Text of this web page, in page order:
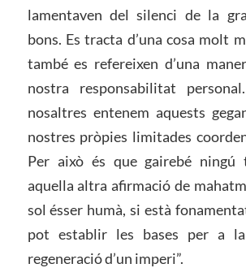
lamentaven del silenci de la
bons. Es tracta d’una cosa molt
també es refereixen d’una
nostra responsabilitat
nosaltres entenem aquests
nostres pròpies limitades
Per això és que gairebé ningú
aquella altra afirmació de
sol ésser humà, si està
pot establir les bases per a
regeneració d’un imperi”.